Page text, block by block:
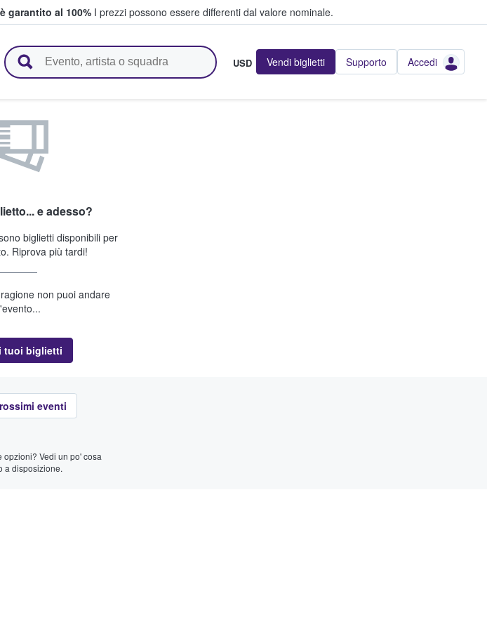
garantito al 100% I prezzi possono essere differenti dal valore nominale.
USD Vendi biglietti Supporto Accedi
e adesso?
biglietti disponibili per
Riprova più tardi!
non puoi andare
tuoi biglietti
eventi
opzioni? Vedi un po' cosa
a disposizione.